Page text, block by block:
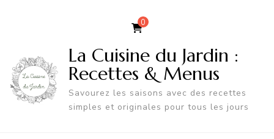
0
La Cuisine du Jardin :
Recettes & Menus
Savourez les saisons avec des recettes
simples et originales pour tous les jours